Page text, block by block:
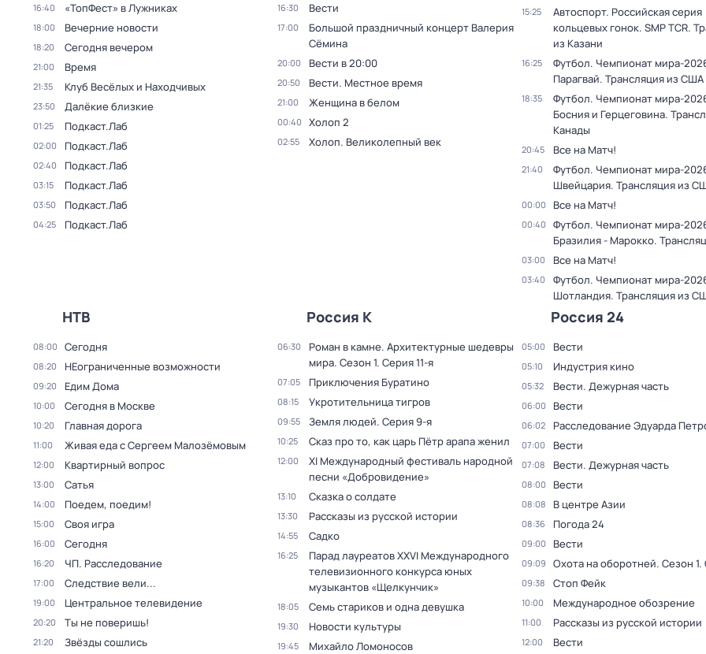
16:40 «ТопФест» в Лужниках
18:00 Вечерние новости
18:20 Сегодня вечером
21:00 Время
21:35 Клуб Весёлых и Находчивых
23:50 Далёкие близкие
01:25 Подкаст.Лаб
02:00 Подкаст.Лаб
02:40 Подкаст.Лаб
03:15 Подкаст.Лаб
03:50 Подкаст.Лаб
04:25 Подкаст.Лаб
16:30 Вести
17:00
Большой праздничный концерт Валерия
Сёмина
20:00 Вести в 20:00
20:50 Вести. Местное время
21:00 Женщина в белом
00:40 Холоп 2
02:55 Холоп. Великолепный век
15:25
Автоспорт. Российская серия
кольцевых гонок. SMP TCR.
из Казани
16:25
Футбол. Чемпионат мира-
Парагвай. Трансляция из США
18:35
Футбол. Чемпионат мира-
Босния и Герцеговина.
Канады
20:45 Все на Матч!
21:40
Футбол. Чемпионат мира-
Швейцария. Трансляция из
00:00 Все на Матч!
00:40
Футбол. Чемпионат мира-
Бразилия - Марокко.
03:00 Все на Матч!
03:40
Футбол. Чемпионат мира-
Шотландия. Трансляция из
НТВ
08:00 Сегодня
08:20 НЕограниченные возможности
09:20 Едим Дома
10:00 Сегодня в Москве
10:20 Главная дорога
11:00 Живая еда с Сергеем Малозёмовым
12:00 Квартирный вопрос
13:00 Сатья
14:00 Поедем, поедим!
15:00 Своя игра
16:00 Сегодня
16:20 ЧП. Расследование
17:00 Следствие вели...
19:00 Центральное телевидение
20:20 Ты не поверишь!
21:20 Звёзды сошлись
Россия К
06:30
Роман в камне. Архитектурные шедевры
мира. Сезон 1. Серия 11-я
07:05 Приключения Буратино
08:15 Укротительница тигров
09:55 Земля людей. Серия 9-я
10:25 Сказ про то, как царь Пётр арапа женил
12:00
XI Международный фестиваль народной
песни «Добровидение»
13:10 Сказка о солдате
13:30 Рассказы из русской истории
14:55 Садко
16:25
Парад лауреатов XXVI Международного
телевизионного конкурса юных
музыкантов «Щелкунчик»
18:05 Семь стариков и одна девушка
19:30 Новости культуры
19:45 Михайло Ломоносов
Россия 24
05:00 Вести
05:10 Индустрия кино
05:32 Вести. Дежурная часть
06:00 Вести
06:02 Расследование Эдуарда
07:00 Вести
07:08 Вести. Дежурная часть
08:00 Вести
08:08 В центре Азии
08:36 Погода 24
09:00 Вести
09:09 Охота на оборотней. Сезон 1.
09:38 Стоп Фейк
10:00 Международное обозрение
11:00 Рассказы из русской истории
12:00 Вести